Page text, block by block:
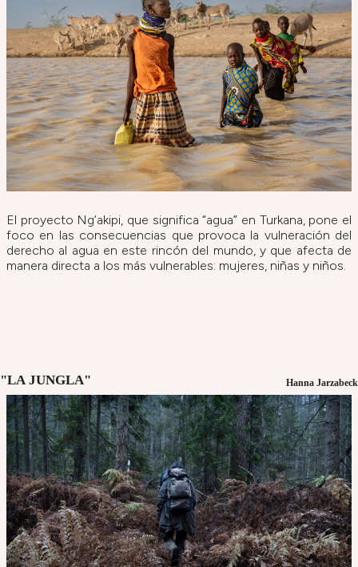
El proyecto Ng’akipi, que significa “agua” en Turkana, pone el
foco en las consecuencias que provoca la vulneración del
derecho al agua en este rincón del mundo, y que afecta de
manera directa a los más vulnerables: mujeres, niñas y niños.
"LA JUNGLA" Hanna Jarzabeck